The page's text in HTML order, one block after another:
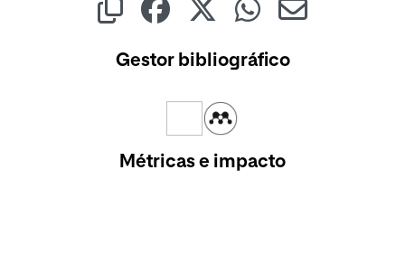
Gestor bibliográfico
Métricas e impacto